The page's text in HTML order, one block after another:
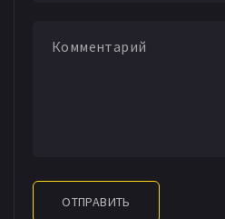
ОТПРАВИТЬ